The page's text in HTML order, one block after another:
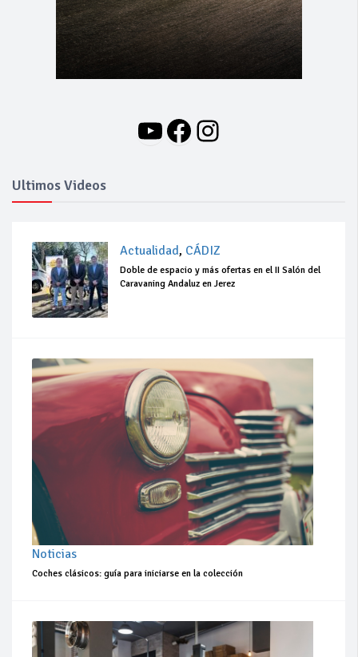
YouTube
Facebook
Instagram
Ultimos Videos
Actualidad, CÁDIZ
Doble de espacio y más ofertas en el II Salón del
Caravaning Andaluz en Jerez
Noticias
Coches clásicos: guía para iniciarse en la colección